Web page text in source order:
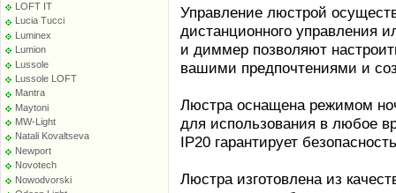
LOFT IT
Lucia Tucci
Luminex
Lumion
Lussole
Lussole LOFT
Mantra
Maytoni
MW-Light
Natali Kovaltseva
Newport
Novotech
Nowodvorski
Управление люстрой
дистанционного управления
и диммер позволяют
вашими предпочтениями и
Люстра оснащена режимом
для использования в любое
IP20 гарантирует
Люстра изготовлена из